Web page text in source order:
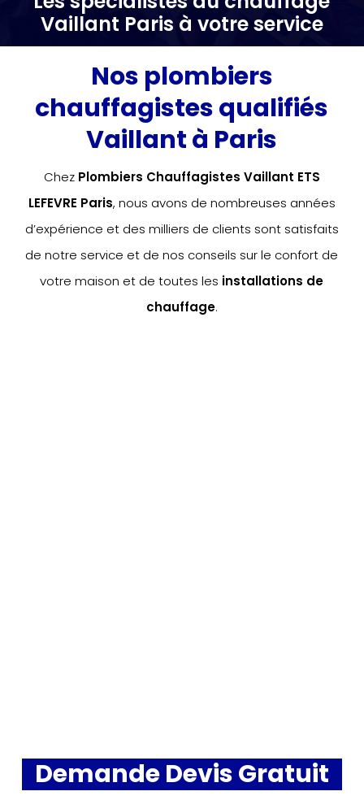
Vaillant Paris à votre service
Nos plombiers
chauffagistes qualifiés
Vaillant à Paris
Chez Plombiers Chauffagistes Vaillant ETS
LEFEVRE Paris, nous avons de nombreuses années
d’expérience et des milliers de clients sont satisfaits
de notre service et de nos conseils sur le confort de
votre maison et de toutes les installations de
chauffage.
Demande Devis Gratuit